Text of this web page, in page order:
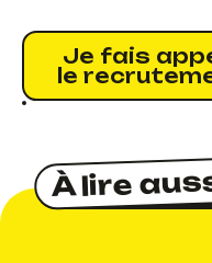
Je fais
le
À lire
À lire